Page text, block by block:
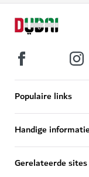
Populaire links
Handige informatie
Gerelateerde sites